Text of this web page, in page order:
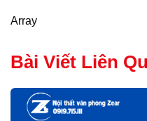
Array
Bài Viết Liên